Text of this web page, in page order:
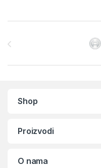
Shop
Proizvodi
O nama